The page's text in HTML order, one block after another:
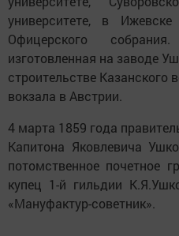
университете, в
Офицерского
изготовленная на заводе
строительстве Казанского
вокзала в Австрии.
4 марта 1859 года
Капитона Яковлевича
потомственное почетное
купец 1-й гильдии
«Мануфактур-советник».